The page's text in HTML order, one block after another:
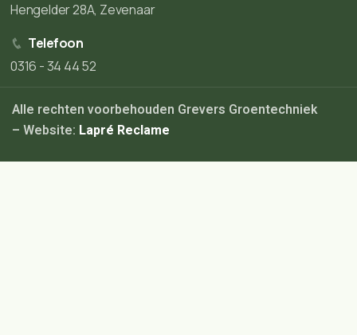
Hengelder 28A, Zevenaar
Telefoon
0316 - 34 44 52
Alle rechten voorbehouden Grevers Groentechniek
– Website: Lapré Reclame